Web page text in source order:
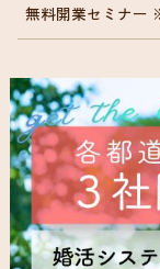
無料開業セミナー